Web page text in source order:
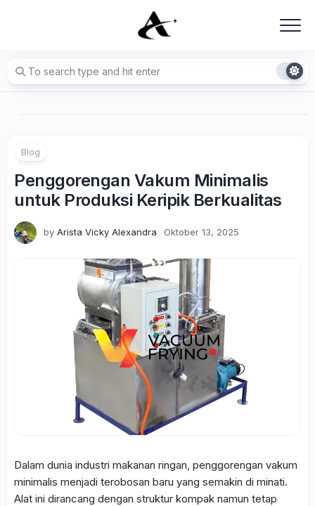
Blog
Penggorengan Vakum Minimalis
untuk Produksi Keripik Berkualitas
by Arista Vicky Alexandra Oktober 13, 2025
Dalam dunia industri makanan ringan, penggorengan vakum
minimalis menjadi terobosan baru yang semakin di minati.
Alat ini dirancang dengan struktur kompak namun tetap